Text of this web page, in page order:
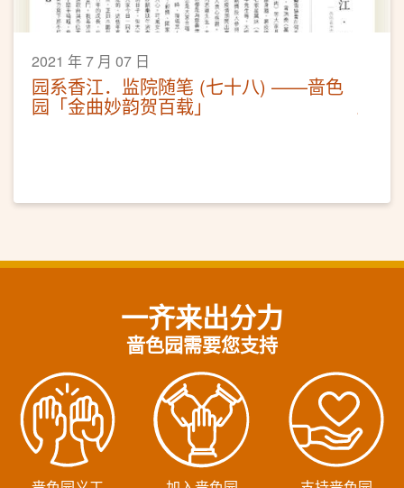
2021 年 7 月 07 日
园系香江．监院随笔 (七十八) ——啬色
园「金曲妙韵贺百载」
一齐来出分力
啬色园需要您支持